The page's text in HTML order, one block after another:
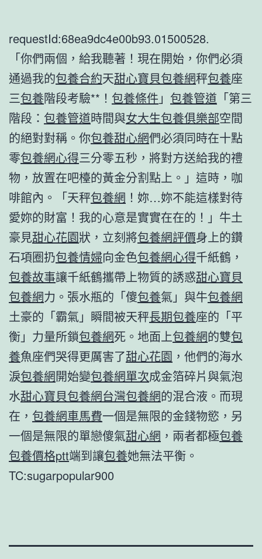
requestId:68ea9dc4e00b93.01500528.
「你們兩個，給我聽著！現在開始，你們必須
通過我的包養合約天甜心寶貝包養網秤包養座
三包養階段考驗**！ 包養條件 」 包養管道 「第三
階段： 包養管道時間與女大生包養俱樂部空間
的絕對對稱。你包養甜心網們必須同時在十點
零包養網心得三分零五秒，將對方送給我的禮
物，放置在吧檯的黃金分割點上。」這時，咖
啡館內。「天秤包養網 ！妳…妳不能這樣對待
愛妳的財富！我的心意是實實在在的！」牛土
豪見甜心花園狀，立刻將包養網評價身上的鑽
石項圈扔包養情婦向金色包養網心得千紙鶴，
包養故事讓千紙鶴攜帶上物質的誘惑甜心寶貝
包養網力。張水瓶的「傻包養氣」與牛包養網
土豪的「霸氣」瞬間被天秤長期包養座的「平
衡」力量所鎖包養網死。地面上包養網的雙包
養魚座們哭得更厲害了甜心花園 ，他們的海水
淚包養網開始變包養網單次成金箔碎片與氣泡
水甜心寶貝包養網台灣包養網的混合液。而現
在， 包養網車馬費一個是無限的金錢物慾，另
一個是無限的單戀傻氣甜心網 ，兩者都極包養
包養價格ptt端到讓包養她無法平衡。
TC:sugarpopular900